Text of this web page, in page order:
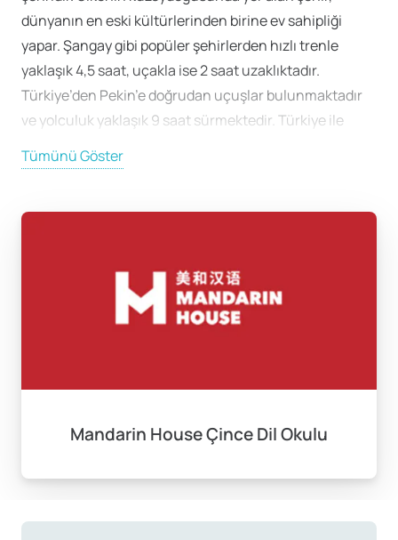
dünyanın en eski kültürlerinden birine ev sahipliği
yapar. Şangay gibi popüler şehirlerden hızlı trenle
yaklaşık 4,5 saat, uçakla ise 2 saat uzaklıktadır.
Türkiye’den Pekin’e doğrudan uçuşlar bulunmaktadır
ve yolculuk yaklaşık 9 saat sürmektedir. Türkiye ile
Yaklaşık 21 milyon nüfusa sahip olan Pekin, Çin’in hem
uygarlıklarından birine ev sahipliği yapan tarihi bir şehir
yüzünü bir arada sunar. Yasak Şehir, Ming ve Qing
Hanedanlıkları döneminde inşa edilmiş olup, yaklaşık
500 yıl boyunca imparatorların evi olmuştur. UNESCO
kültürel mirasının kalbini oluşturur. Tiananmen
olarak hem tarihsel hem de siyasi öneme sahiptir.
Çin Seddi’nin Badaling ve Mutianyu bölgeleri, Pekin’e
Tümünü Göster
Mandarin House Çince Dil Okulu